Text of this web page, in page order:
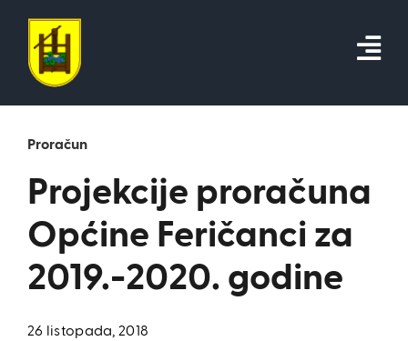
content
Proračun
Projekcije proračuna
Općine Feričanci za
2019.-2020. godine
26 listopada, 2018